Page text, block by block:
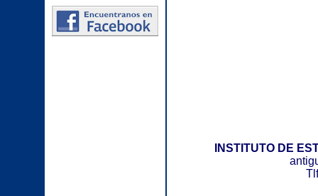
INSTITUTO DE